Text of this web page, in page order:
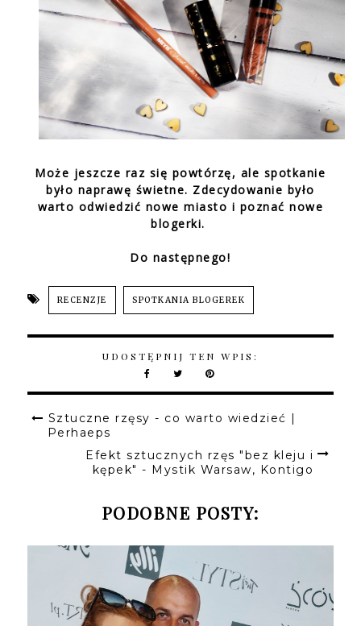
Może jeszcze raz się powtórzę, ale spotkanie
było naprawę świetne. Zdecydowanie było
warto odwiedzić nowe miasto i poznać nowe
blogerki.
Do następnego!
RECENZJE SPOTKANIA BLOGEREK
UDOSTĘPNIJ TEN WPIS:
Sztuczne rzęsy - co warto wiedzieć |
Perhaeps
Efekt sztucznych rzęs "bez kleju i
kępek" - Mystik Warsaw, Kontigo
PODOBNE POSTY: